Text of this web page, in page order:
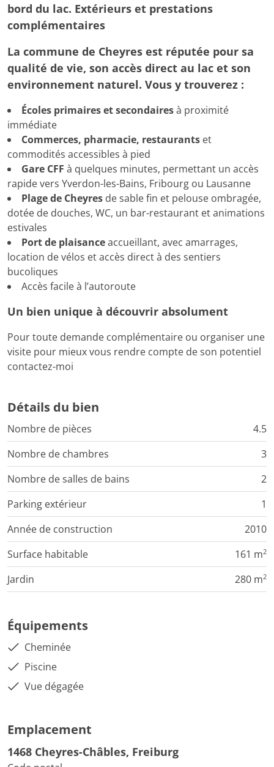
bord du lac. Extérieurs et prestations
complémentaires
La commune de Cheyres est réputée pour sa
qualité de vie, son accès direct au lac et son
environnement naturel. Vous y trouverez :
Écoles primaires et secondairesà proximité
immédiate
Commerces, pharmacie, restaurants et
commodités accessibles à pied
Gare CFF à quelques minutes, permettant un accès
rapide vers Yverdon-les-Bains, Fribourg ou Lausanne
Plage de Cheyres de sable fin et pelouse ombragée,
dotée de douches, WC, un bar-restaurant et animations
estivales
Port de plaisanceaccueillant, avec amarrages,
location de vélos et accès direct à des sentiers
bucoliques
Accès facile à l’autoroute
Un bien unique à découvrir absolument
Pour toute demande complémentaire ou organiser une
visite pour mieux vous rendre compte de son potentiel
contactez-moi
Détails du bien
Nombre de pièces
4.5
Nombre de chambres
3
Nombre de salles de bains
2
Parking extérieur
1
Année de construction
2010
Surface habitable
161 m2
Jardin 280 m2
Équipements
Cheminée
Piscine
Vue dégagée
Emplacement
1468 Cheyres-Châbles, Freiburg